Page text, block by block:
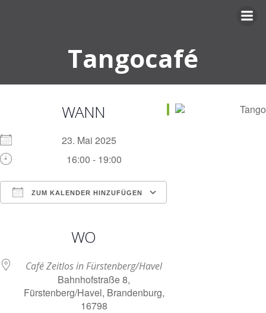
Tangocafé
WANN
23. Mai 2025
16:00 - 19:00
ZUM KALENDER HINZUFÜGEN
WO
Café Zeitlos in Fürstenberg/Havel
Bahnhofstraße 8,
Fürstenberg/Havel, Brandenburg,
16798